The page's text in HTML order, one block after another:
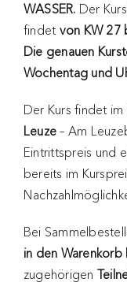
WASSER. Der
findet von KW 27
Die genauen
Wochentag und
Der Kurs findet
Leuze – Am
Eintrittspreis und
bereits im
Bei
in den Warenkorb
zugehörigen